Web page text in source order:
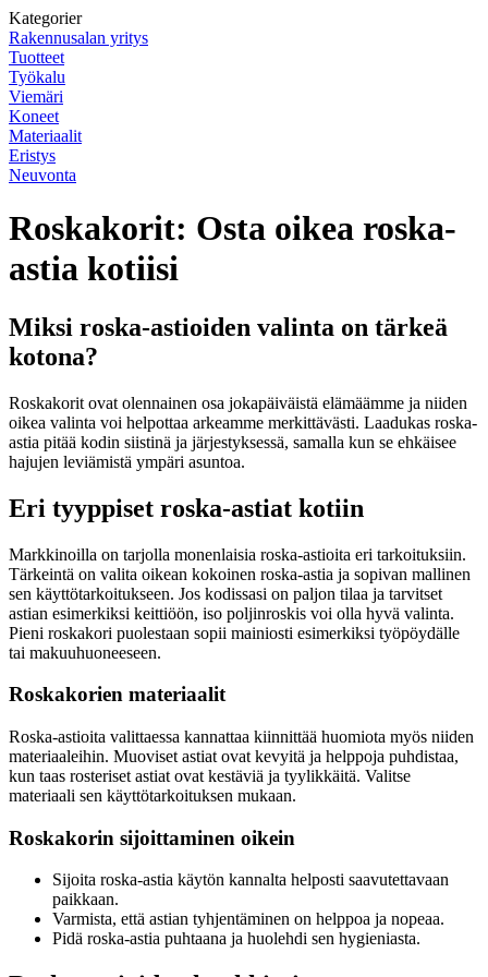
Kategorier
Rakennusalan yritys
Tuotteet
Työkalu
Viemäri
Koneet
Materiaalit
Eristys
Neuvonta
Roskakorit: Osta oikea roska-
astia kotiisi
Miksi roska-astioiden valinta on tärkeä
kotona?
Roskakorit ovat olennainen osa jokapäiväistä elämäämme ja niiden
oikea valinta voi helpottaa arkeamme merkittävästi. Laadukas roska-
astia pitää kodin siistinä ja järjestyksessä, samalla kun se ehkäisee
hajujen leviämistä ympäri asuntoa.
Eri tyyppiset roska-astiat kotiin
Markkinoilla on tarjolla monenlaisia roska-astioita eri tarkoituksiin.
Tärkeintä on valita oikean kokoinen roska-astia ja sopivan mallinen
sen käyttötarkoitukseen. Jos kodissasi on paljon tilaa ja tarvitset
astian esimerkiksi keittiöön, iso poljinroskis voi olla hyvä valinta.
Pieni roskakori puolestaan sopii mainiosti esimerkiksi työpöydälle
tai makuuhuoneeseen.
Roskakorien materiaalit
Roska-astioita valittaessa kannattaa kiinnittää huomiota myös niiden
materiaaleihin. Muoviset astiat ovat kevyitä ja helppoja puhdistaa,
kun taas rosteriset astiat ovat kestäviä ja tyylikkäitä. Valitse
materiaali sen käyttötarkoituksen mukaan.
Roskakorin sijoittaminen oikein
Sijoita roska-astia käytön kannalta helposti saavutettavaan
paikkaan.
Varmista, että astian tyhjentäminen on helppoa ja nopeaa.
Pidä roska-astia puhtaana ja huolehdi sen hygieniasta.